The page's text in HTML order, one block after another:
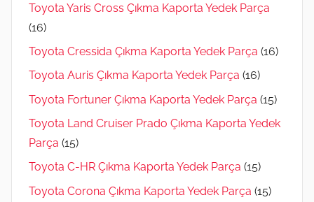
Toyota Yaris Cross Çıkma Kaporta Yedek Parça
(16)
Toyota Cressida Çıkma Kaporta Yedek Parça (16)
Toyota Auris Çıkma Kaporta Yedek Parça (16)
Toyota Fortuner Çıkma Kaporta Yedek Parça (15)
Toyota Land Cruiser Prado Çıkma Kaporta Yedek
Parça (15)
Toyota C-HR Çıkma Kaporta Yedek Parça (15)
Toyota Corona Çıkma Kaporta Yedek Parça (15)